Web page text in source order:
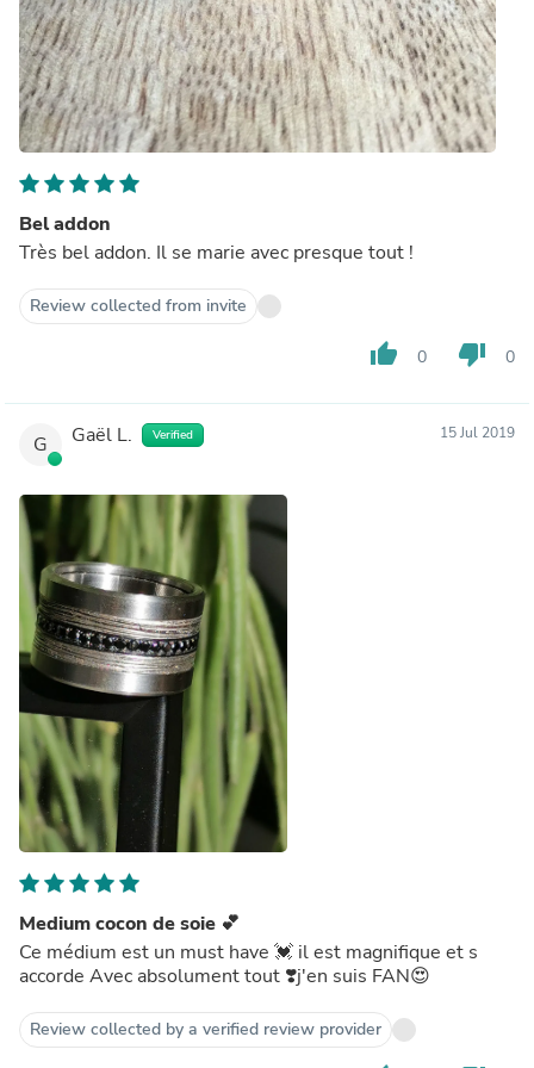
Bel addon
Très bel addon. Il se marie avec presque tout !
Review collected from invite
thumb_up 0 thumb_down 0
G Gaël L. Verified 15 Jul 2019
Medium cocon de soie 💕
Ce médium est un must have 💓 il est magnifique et s
accorde Avec absolument tout ❣️j'en suis FAN😍
Review collected by a verified review provider